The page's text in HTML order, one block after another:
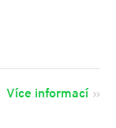
Více informací